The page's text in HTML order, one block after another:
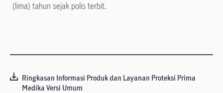
(lima) tahun sejak polis terbit.
Ringkasan Informasi Produk dan Layanan Proteksi Prima
Medika Versi Umum